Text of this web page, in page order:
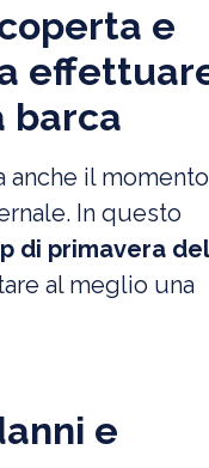
e
barca
anche il momento
In questo
di primavera
al meglio una
e